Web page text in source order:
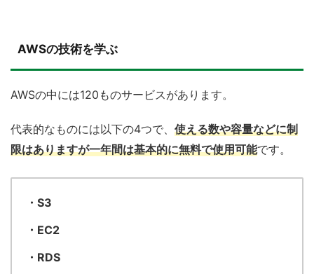
AWSの技術を学ぶ
AWSの中には120ものサービスがあります。
代表的なものには以下の4つで、 使える数や容量などに制
限はありますが一年間は基本的に無料で使用可能です。
・S3
・EC2
・RDS